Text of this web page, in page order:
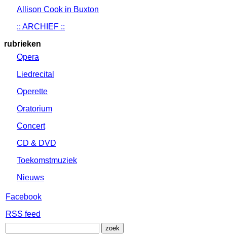
Allison Cook in Buxton
:: ARCHIEF ::
rubrieken
Opera
Liedrecital
Operette
Oratorium
Concert
CD & DVD
Toekomstmuziek
Nieuws
Facebook
RSS feed